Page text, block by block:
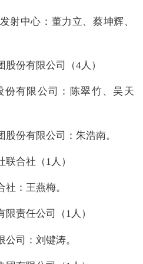
射中心：董力立、蔡坤辉、
份有限公司（4人）
份有限公司：陈翠竹、吴天
份有限公司：朱浩南。
合社（1人）
：王燕梅。
责任公司（1人）
司：刘键涛。